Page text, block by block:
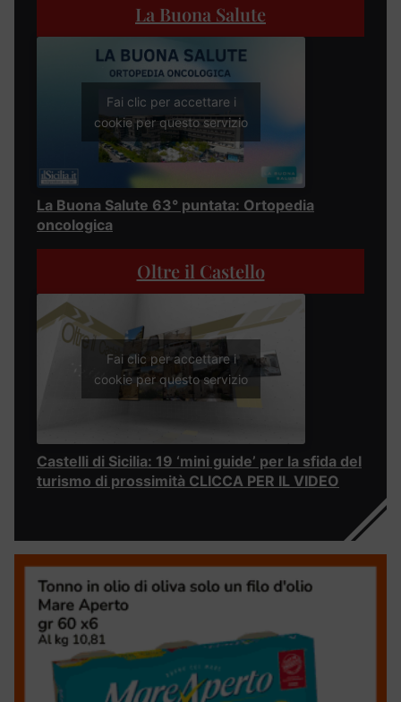
La Buona Salute
Fai clic per accettare i
cookie per questo servizio
La Buona Salute 63° puntata: Ortopedia
oncologica
Oltre il Castello
Fai clic per accettare i
cookie per questo servizio
Castelli di Sicilia: 19 ‘mini guide’ per la sfida del
turismo di prossimità CLICCA PER IL VIDEO